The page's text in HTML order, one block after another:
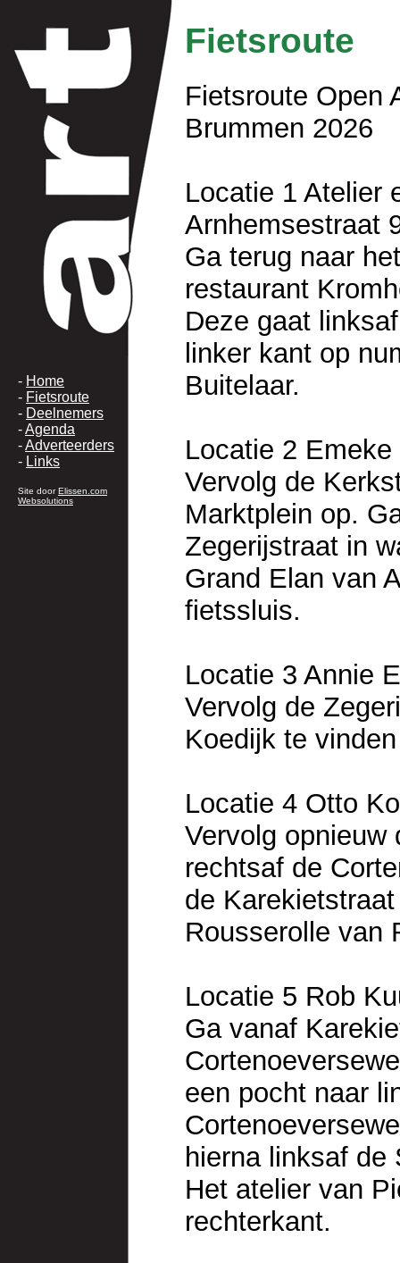
- Home
- Fietsroute
- Deelnemers
-Agenda
-Adverteerders
- Links
Site doorElissen.com
Websolutions
Fietsroute
Fietsroute Open
Brummen 2026
Locatie 1 Atelier
Arnhemsestraat
Ga terug naar
restaurant
Deze gaat
linker kant op
Buitelaar.
Locatie 2
Vervolg de
Marktplein op.
Zegerijstraat in
Grand Elan van
fietssluis.
Locatie 3 Annie
Vervolg de
Koedijk te
Locatie 4 Otto
Vervolg opnieuw
rechtsaf de
de
Rousserolle van
Locatie 5 Rob
Ga vanaf
een pocht naar
hierna linksaf de
Het atelier van
rechterkant.